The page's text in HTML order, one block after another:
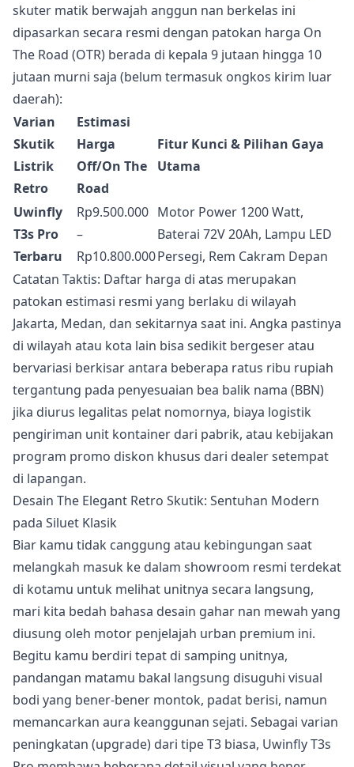
skuter matik berwajah anggun nan berkelas ini
dipasarkan secara resmi dengan patokan harga On
The Road (OTR) berada di kepala 9 jutaan hingga 10
jutaan murni saja (belum termasuk ongkos kirim luar
daerah):
Varian
Skutik
Listrik
Retro
Estimasi
Harga
Off/On The
Road
Fitur Kunci & Pilihan Gaya
Utama
Uwinfly
T3s Pro
Terbaru
Rp9.500.000
–
Rp10.800.000
Motor Power 1200 Watt,
Baterai 72V 20Ah, Lampu LED
Persegi, Rem Cakram Depan
Catatan Taktis: Daftar harga di atas merupakan
patokan estimasi resmi yang berlaku di wilayah
Jakarta, Medan, dan sekitarnya saat ini. Angka pastinya
di wilayah atau kota lain bisa sedikit bergeser atau
bervariasi berkisar antara beberapa ratus ribu rupiah
tergantung pada penyesuaian bea balik nama (BBN)
jika diurus legalitas pelat nomornya, biaya logistik
pengiriman unit kontainer dari pabrik, atau kebijakan
program promo diskon khusus dari dealer setempat
di lapangan.
Desain The Elegant Retro Skutik: Sentuhan Modern
pada Siluet Klasik
Biar kamu tidak canggung atau kebingungan saat
melangkah masuk ke dalam showroom resmi terdekat
di kotamu untuk melihat unitnya secara langsung,
mari kita bedah bahasa desain gahar nan mewah yang
diusung oleh motor penjelajah urban premium ini.
Begitu kamu berdiri tepat di samping unitnya,
pandangan matamu bakal langsung disuguhi visual
bodi yang bener-bener montok, padat berisi, namun
memancarkan aura keanggunan sejati. Sebagai varian
peningkatan (upgrade) dari tipe T3 biasa, Uwinfly T3s